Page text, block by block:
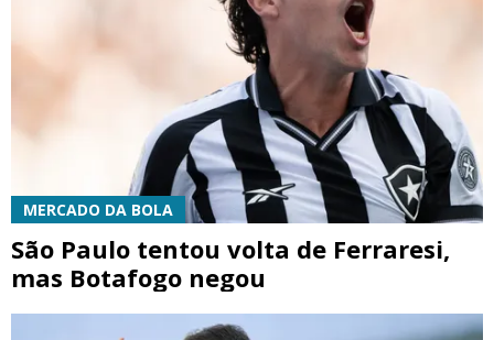
MERCADO DA BOLA
São Paulo tentou volta de Ferraresi,
mas Botafogo negou